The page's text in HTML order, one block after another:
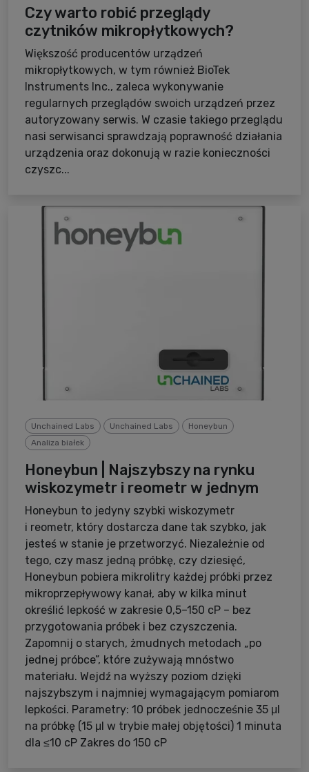
Czy warto robić przeglądy
czytników mikropłytkowych?
Większość producentów urządzeń
mikropłytkowych, w tym również BioTek
Instruments Inc., zaleca wykonywanie
regularnych przeglądów swoich urządzeń przez
autoryzowany serwis. W czasie takiego przeglądu
nasi serwisanci sprawdzają poprawność działania
urządzenia oraz dokonują w razie konieczności
czyszc...
Unchained Labs Unchained Labs
Honeybun
Analiza białek
Honeybun | Najszybszy na rynku
wiskozymetr i reometr w jednym
Honeybun to jedyny szybki wiskozymetr
i reometr, który dostarcza dane tak szybko, jak
jesteś w stanie je przetworzyć. Niezależnie od
tego, czy masz jedną próbkę, czy dziesięć,
Honeybun pobiera mikrolitry każdej próbki przez
mikroprzepływowy kanał, aby w kilka minut
określić lepkość w zakresie 0,5–150 cP – bez
przygotowania próbek i bez czyszczenia.
Zapomnij o starych, żmudnych metodach „po
jednej próbce”, które zużywają mnóstwo
materiału. Wejdź na wyższy poziom dzięki
najszybszym i najmniej wymagającym pomiarom
lepkości. Parametry: 10 próbek jednocześnie 35 μl
na próbkę (15 μl w trybie małej objętości) 1 minuta
dla ≤10 cP Zakres do 150 cP